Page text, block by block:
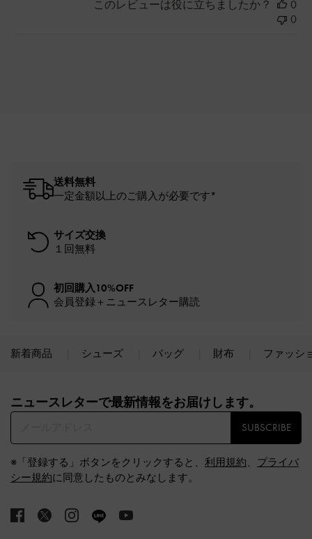
このレビューは役に立ちましたか？
0
0
送料無料
一定金額以上のご購入が必要です*
サイズ交換
１回無料
初回購入10%OFF
会員登録＋ニュースレター購読
新着商品 シューズ バッグ 財布 ファッシ
ニュースレターで最新情報をお届けします。​
SUBSCRIBE
※「登録する」ボタンをクリックすると、 利用規約、 プライバ
シー規約に同意したものとみなします。